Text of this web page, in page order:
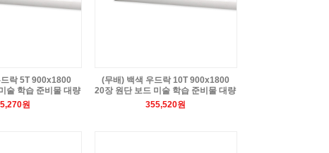
락 5T 900x1800
술 학습 준비물 대량
원
(무배) 백색 우드락 10T 900x1800
20장 원단 보드 미술 학습 준비물 대량
355,520원